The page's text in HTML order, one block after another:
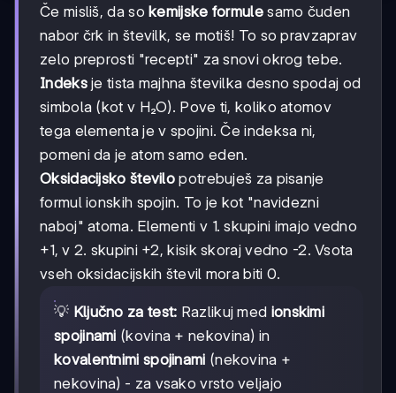
Če misliš, da sokemijske formulesamo čuden
nabor črk in številk, se motiš! To so pravzaprav
zelo preprosti "recepti" za snovi okrog tebe.
Indeksje tista majhna številka desno spodaj od
simbola (kot v H₂O). Pove ti, koliko atomov
tega elementa je v spojini. Če indeksa ni,
pomeni da je atom samo eden.
Oksidacijsko število potrebuješ za pisanje
formul ionskih spojin. To je kot "navidezni
naboj" atoma. Elementi v 1. skupini imajo vedno
+1, v 2. skupini +2, kisik skoraj vedno -2. Vsota
vseh oksidacijskih števil mora biti 0.
💡 Ključno za test: Razlikuj med ionskimi
spojinami (kovina + nekovina) in
kovalentnimi spojinami (nekovina +
nekovina) - za vsako vrsto veljajo